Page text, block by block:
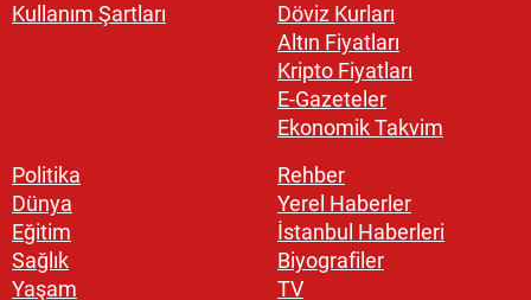
Kullanım Şartları
Döviz Kurları
Altın Fiyatları
Kripto Fiyatları
E-Gazeteler
Ekonomik Takvim
Politika
Dünya
Eğitim
Sağlık
Yaşam
Rehber
Yerel Haberler
İstanbul Haberleri
Biyografiler
TV